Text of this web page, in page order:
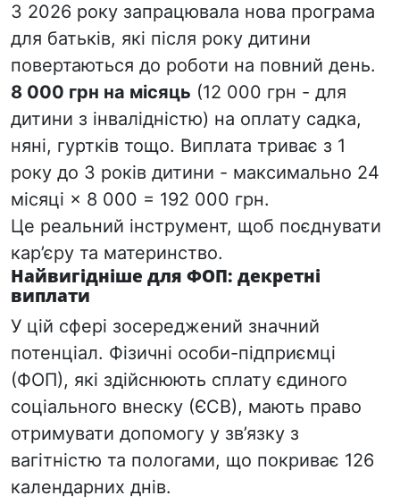
З 2026 року запрацювала нова програма
для батьків, які після року дитини
повертаються до роботи на повний день.
8 000 грн на місяць (12 000 грн - для
дитини з інвалідністю) на оплату садка,
няні, гуртків тощо. Виплата триває з 1
року до 3 років дитини - максимально 24
місяці × 8 000 = 192 000 грн.
Це реальний інструмент, щоб поєднувати
кар’єру та материнство.
Найвигідніше для ФОП: декретні
виплати
У цій сфері зосереджений значний
потенціал. Фізичні особи-підприємці
(ФОП), які здійснюють сплату єдиного
соціального внеску (ЄСВ), мають право
отримувати допомогу у зв’язку з
вагітністю та пологами, що покриває 126
календарних днів.